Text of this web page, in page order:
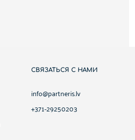
СВЯЗАТЬСЯ С НАМИ
info@partneris.lv
+371-29250203